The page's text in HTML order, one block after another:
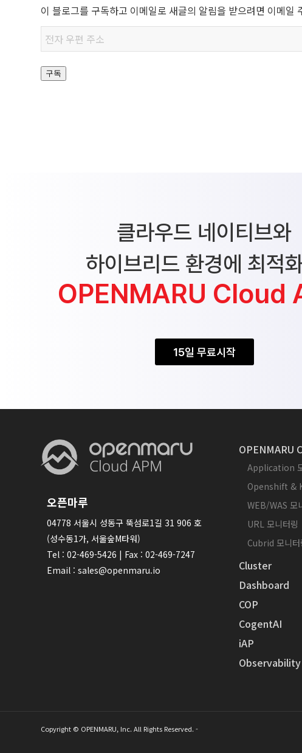
이 블로그를 구독하고 이메일로 새글의 알림을 받으려면 이메일
전자
우편
주소
구독
클라우드 네이티브와
하이브리드 환경에 최적
OPENMARU Cloud
15일 무료시작
오픈마루
04778 서울시 성동구 뚝섬로1길 31 906 호
(성수동1가, 서울숲M타워)
Tel : 02-469-5426 | Fax : 02-469-7247
Email : sales@openmaru.io
OPENMARU
Application
Openshift &
WEB/WAS 모
URL 모니터링
Cubrid 모니터
Cluster
Dashboard
COP
CogentAI
iAP
Observability
Copyright © OPENMARU, Inc. All Rights Reserved. -